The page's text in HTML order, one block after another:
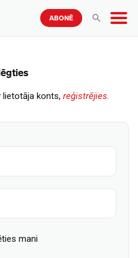
ABONĒ
lietotāja konts, reģistrējies.
mani